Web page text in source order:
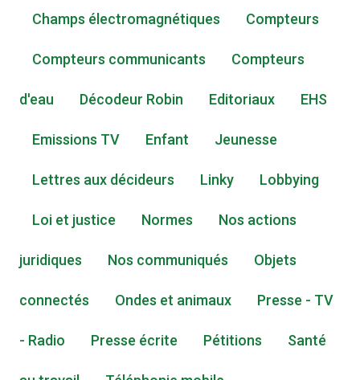
Champs électromagnétiques Compteurs
Compteurs communicants Compteurs
d'eau Décodeur Robin Editoriaux EHS
Emissions TV Enfant Jeunesse
Lettres aux décideurs Linky Lobbying
Loi et justice Normes Nos actions
juridiques Nos communiqués Objets
connectés Ondes et animaux Presse - TV
- Radio Presse écrite Pétitions Santé